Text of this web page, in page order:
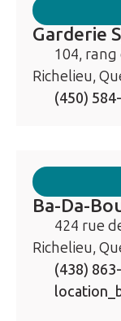
Garderie
104, rang
Richelieu,
(450)
Ba-Da-
424 rue
Richelieu,
(438)